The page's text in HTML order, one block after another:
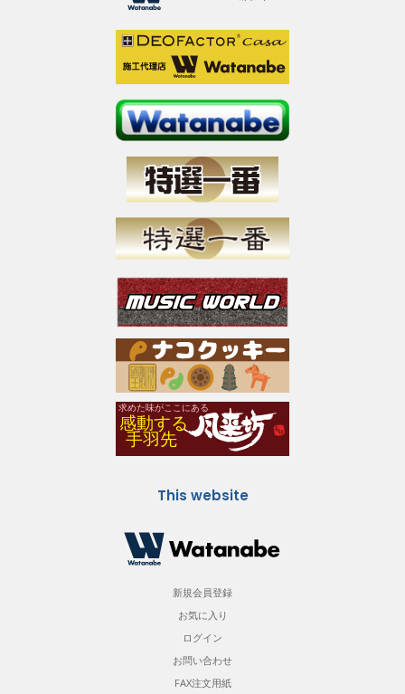
This website
新規会員登録
お気に入り
ログイン
お問い合わせ
FAX注文用紙